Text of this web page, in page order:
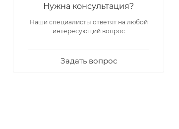
Труба ПЭ-100 ВОДА
SDR17 Ду 110х6,6 мм (Р-10)
Труба ПЭ-100
SDR17,6 Ду
Нужна консультация?
Наши специалисты ответят на любой
интересующий вопрос
Задать вопрос